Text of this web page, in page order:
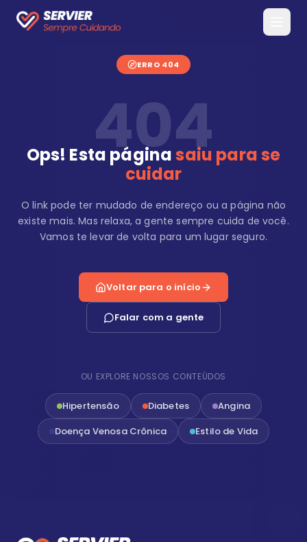
ERRO 404
404
Ops! Esta páginasaiu para se
cuidar
O link pode ter mudado de endereço ou a página não
existe mais. Mas relaxa, a gente sempre cuida de você.
Vamos te levar de volta para um lugar seguro.
Voltar para o início
Falar com a gente
OU EXPLORE NOSSOS CONTEÚDOS
Hipertensão Diabetes
Angina
Doença Venosa Crônica
Estilo de Vida